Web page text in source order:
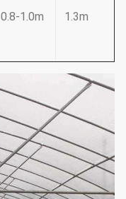
0.8-1.0m 1.3m